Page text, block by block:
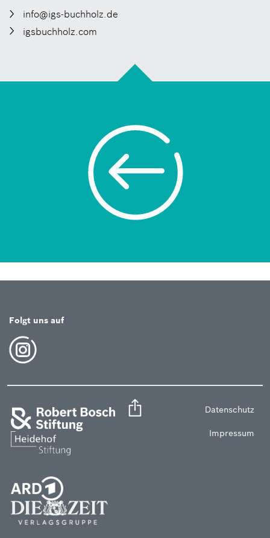
info@igs-buchholz.de
igsbuchholz.com
Folgt uns auf
Datenschutz
Impressum